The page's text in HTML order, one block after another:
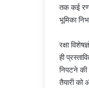
तक कई
भूमिका
रक्षा
ही
निपटने की
तैयारी को